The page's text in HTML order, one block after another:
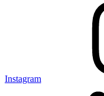
Instagram